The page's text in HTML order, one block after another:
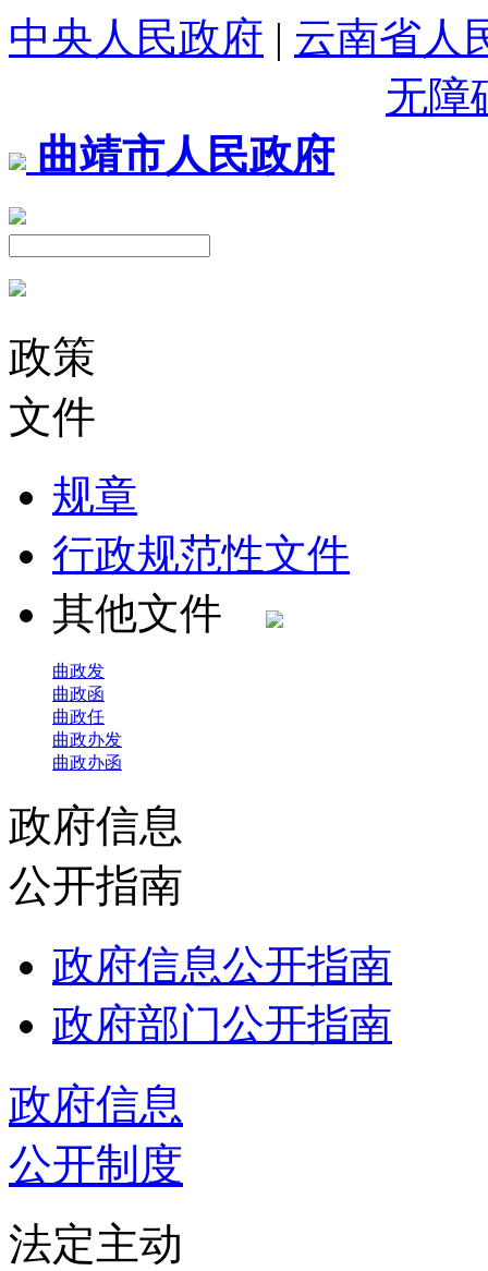
中央人民政府 | 云南省人
无障
曲靖市人民政府
政策
文件
规章
行政规范性文件
其他文件
曲政发
曲政函
曲政任
曲政办发
曲政办函
政府信息
公开指南
政府信息公开指南
政府部门公开指南
政府信息
公开制度
法定主动